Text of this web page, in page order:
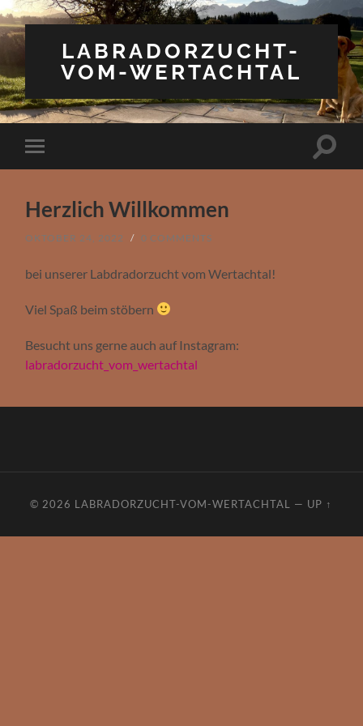
LABRADORZUCHT-
VOM-WERTACHTAL
Toggle
mobile
Toggle
Herzlich Willkommen
OKTOBER 24, 2022 / 0 COMMENTS
bei unserer Labdradorzucht vom Wertachtal!
Viel Spaß beim stöbern
Besucht uns gerne auch auf Instagram:
labradorzucht_vom_wertachtal
© 2026 LABRADORZUCHT-VOM-WERTACHTAL — UP ↑